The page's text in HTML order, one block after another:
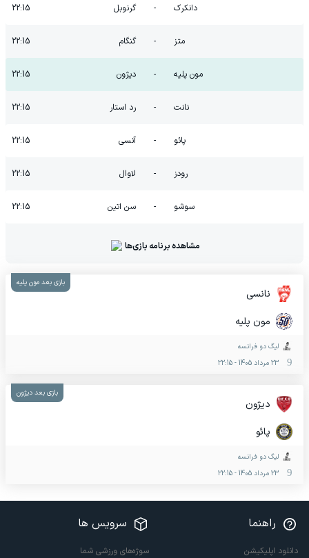
دانکرک - گرنوبل 22:15
متز - گنگام 22:15
مون پلیه - دیژون 22:15
نانت - رد استار 22:15
پائو - آنسی 22:15
رودز - لاوال 22:15
سوشو - سن اتین 22:15
مشاهده برنامه بازی‌ها
نانسی
مون پلیه
لیگ دو فرانسه
23 مرداد 1405
-
22:15
بازی بعد مون پلیه
دیژون
پائو
لیگ دو فرانسه
23 مرداد 1405
-
22:15
بازی بعد دیژون
راهنما
دانلود اپلیکیشن
سرویس ها
سوژه‌های ورزشی شما